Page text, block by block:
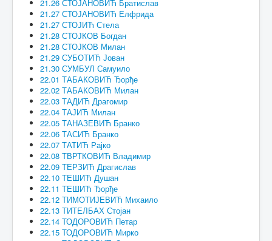
21.26 СТОЈАНОВИЋ Братислав
21.27 СТОЈАНОВИЋ Елфрида
21.27 СТОЈИЋ Стела
21.28 СТОЈКОВ Богдан
21.28 СТОЈКОВ Милан
21.29 СУБОТИЋ Јован
21.30 СУМБУЛ Самуило
22.01 ТАБАКОВИЋ Ђорђе
22.02 ТАБАКОВИЋ Милан
22.03 ТАДИЋ Драгомир
22.04 ТАЈИЋ Милан
22.05 ТАНАЗЕВИЋ Бранко
22.06 ТАСИЋ Бранко
22.07 ТАТИЋ Рајко
22.08 ТВРТКОВИЋ Владимир
22.09 ТЕРЗИЋ Драгислав
22.10 ТЕШИЋ Душан
22.11 ТЕШИЋ Ђорђе
22.12 ТИМОТИЈЕВИЋ Михаило
22.13 ТИТЕЛБАХ Стојан
22.14 ТОДОРОВИЋ Петар
22.15 ТОДОРОВИЋ Мирко